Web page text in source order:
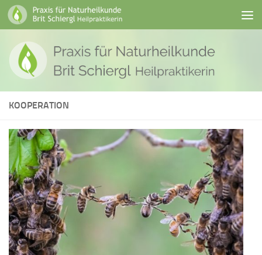
Skip to content
KOOPERATION